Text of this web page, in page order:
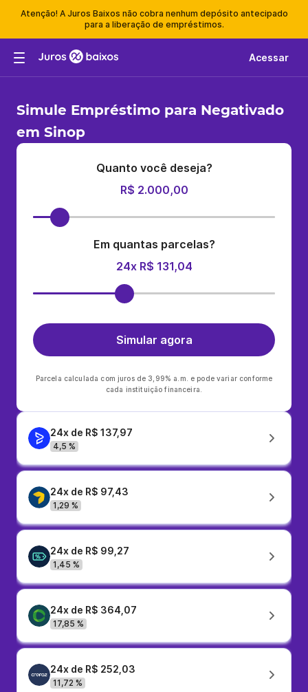
Atenção! A Juros Baixos não cobra nenhum depósito antecipado
para a liberação de empréstimos.
Acessar
Simule Empréstimo para Negativado
em Sinop
Quanto você deseja?
R$ 2.000,00
Em quantas parcelas?
24x R$ 131,04
Simular agora
Parcela calculada com juros de 3,99% a.m. e pode variar conforme
cada instituição financeira.
24x de R$ 137,97
4,5 %
24x de R$ 97,43
1,29 %
24x de R$ 99,27
1,45 %
24x de R$ 364,07
17,85 %
24x de R$ 252,03
11,72 %